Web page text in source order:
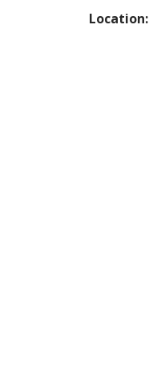
Location: